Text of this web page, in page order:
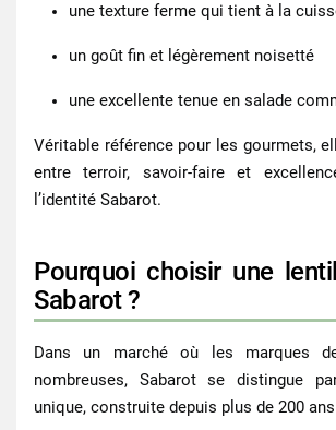
une texture ferme qui tient à la
un goût fin et légèrement noisetté
une excellente tenue en salade
Véritable référence pour les gourmets,
entre terroir, savoir-faire et
l’identité Sabarot.
Pourquoi choisir une
Sabarot ?
Dans un marché où les marques
nombreuses, Sabarot se distingue
unique, construite depuis plus de 200